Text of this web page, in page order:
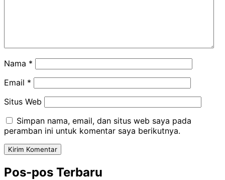
Nama *
Email *
Situs Web
Simpan nama, email, dan situs web saya pada
peramban ini untuk komentar saya berikutnya.
Pos-pos Terbaru